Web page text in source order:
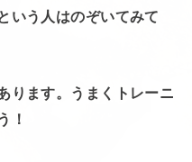
いう人はのぞいてみて
ります。うまくトレーニ
！